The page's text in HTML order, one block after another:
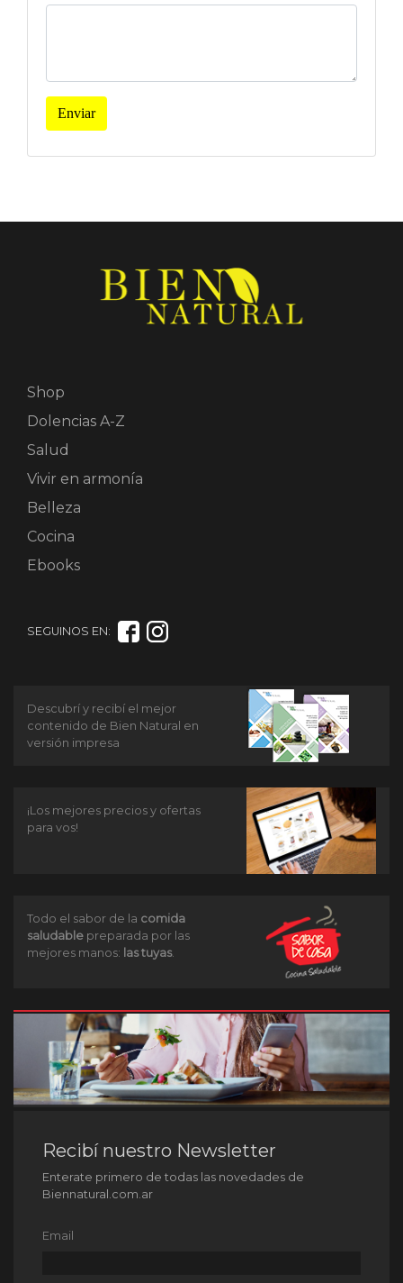
Enviar
Shop
Dolencias A-Z
Salud
Vivir en armonía
Belleza
Cocina
Ebooks
SEGUINOS EN:
Descubrí y recibí el mejor
contenido de Bien Natural en
versión impresa
¡Los mejores precios y ofertas
para vos!
Todo el sabor de la comida
saludable preparada por las
mejores manos: las tuyas.
Recibí nuestro Newsletter
Enterate primero de todas las novedades de
Biennatural.com.ar
Email